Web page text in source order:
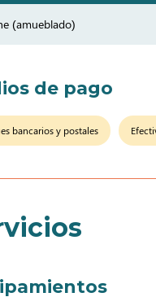
(amueblado)
de pago
bancarios y postales